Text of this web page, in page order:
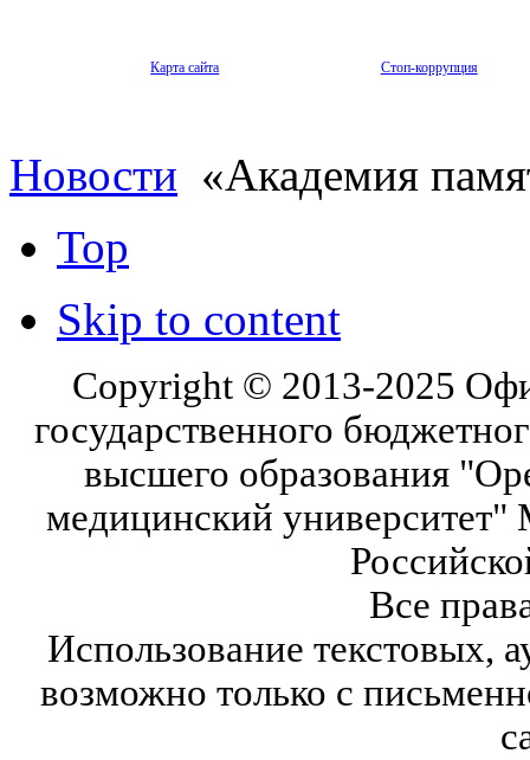
Карта сайта Стоп-коррупция
Новости «Академия
Top
Skip to content
Copyright © 2013-2025
государственного
высшего образования
медицинский университет"
Все
Использование текстовых,
возможно только с